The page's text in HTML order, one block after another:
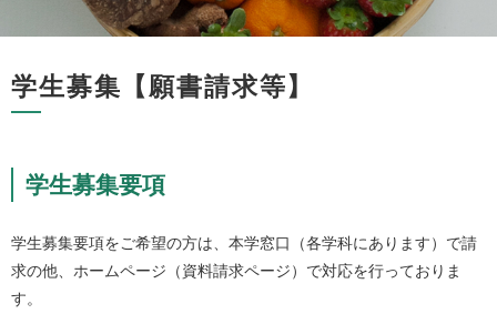
学生募集【願書請求等】
学生募集要項
学生募集要項をご希望の方は、本学窓口（各学科にあります）で請
求の他、ホームページ（資料請求ページ）で対応を行っておりま
す。